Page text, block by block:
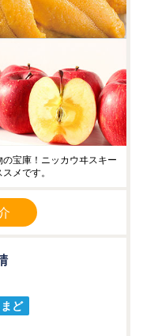
の宝庫！ニッカウヰスキー
メです。
ど